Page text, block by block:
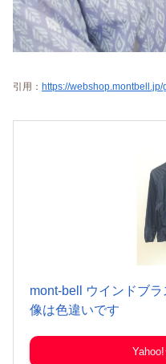
引用： https://
mont-bell ウインドブ
像は色違いです